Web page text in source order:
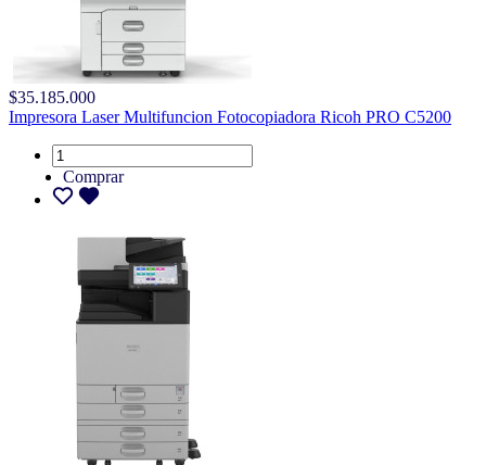
$35.185.000
Impresora Laser Multifuncion Fotocopiadora Ricoh PRO C5200
Comprar